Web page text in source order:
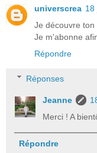
universcrea 18
Je découvre
Je m'abonne
Répondre
Réponses
Jeanne
Merci ! A
Répondre